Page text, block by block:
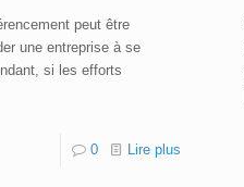
peut être
une entreprise à se
si les efforts
0 Lire plus